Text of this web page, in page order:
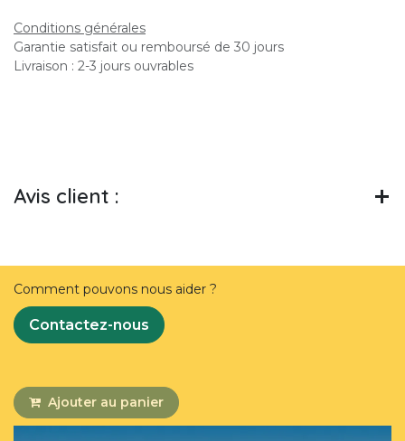
Conditions générales
Garantie satisfait ou remboursé de 30 jours
Livraison : 2-3 jours ouvrables
Avis client :
Comment pouvons nous aider ?
Contactez-nous
Ajouter au panier